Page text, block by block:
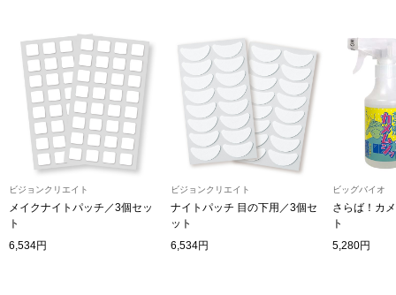
ルメールオマージュウオッチ
ランド
ア
和装
和装小物
その他
ビジョンクリエイト
メイクナイトパッチ／3個セッ
ト
6,534円
ビジョンクリエイト
ナイトパッチ 目の下用／3個セ
ット
6,534円
ビッグバイオ
さらば！カ
ト
5,280円